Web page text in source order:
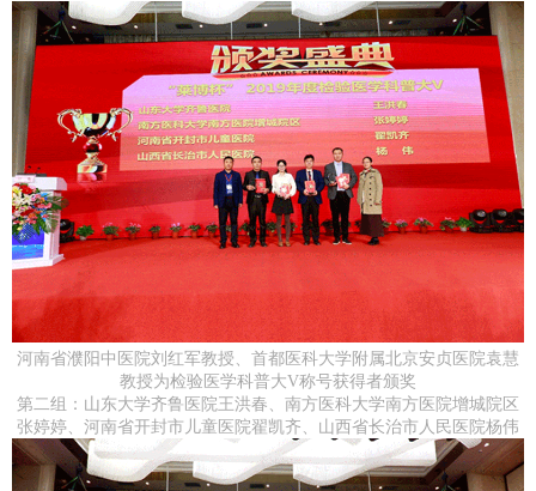
河南省濮阳中医院刘红军教授、首都医科大学附属北京安贞医院袁慧
教授为检验医学科普大V称号获得者颁奖
第二组：山东大学齐鲁医院王洪春、南方医科大学南方医院增城院区
张婷婷、河南省开封市儿童医院翟凯齐、山西省长治市人民医院杨伟